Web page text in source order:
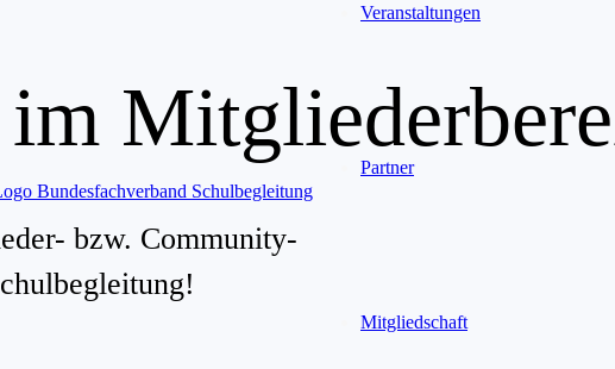
Veranstaltungen
Partner
Mitgliedschaft
bzw. Community-